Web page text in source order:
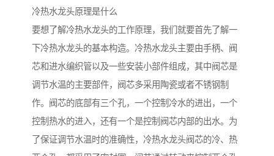
冷热水龙头原理是什么
要想了解冷热水龙头的工作原理，我们就要首先了解一
下冷热水龙头的基本构造。冷热水龙头主要由手柄、阀
芯和进水编织管以及一些安装小部件组成，其中阀芯是
调节水温的主要部件，阀芯多采用陶瓷或者不锈钢制
作。阀芯的底部有三个孔，一个控制冷水的进出，一个
控制热水的进入，还有一个是控制阀芯内部的出水。为
了保证调节水温时的准确性，冷热水龙头阀芯的冷、热